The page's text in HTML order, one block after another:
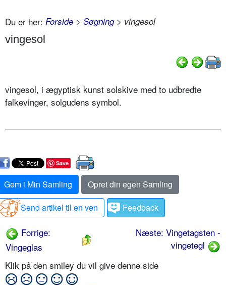
Du er her: Forside > Søgning> vingesol
vingesol
vingesol, i ægyptisk kunst solskive med to udbredte
falkevinger, solgudens symbol.
Save
Gem i Min Samling
Opret din egen Samling
Send artikel til en ven
Feedback
Forrige:
Vingeglas
Næste: Vingetagsten -
vingetegl
Klik på den smiley du vil give denne side